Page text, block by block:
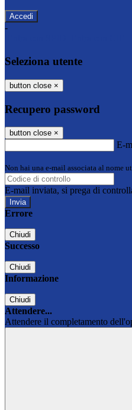
-
Seleziona utente
button close ×
Recupero password
button close ×
E-
Non hai una e-mail associata al nome
E-mail inviata, si prega di
Errore
Chiudi
Successo
Chiudi
Informazione
Chiudi
Attendere...
Attendere il completamento